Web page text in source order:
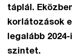
táplál.
korlátozások
legalább
szintet.